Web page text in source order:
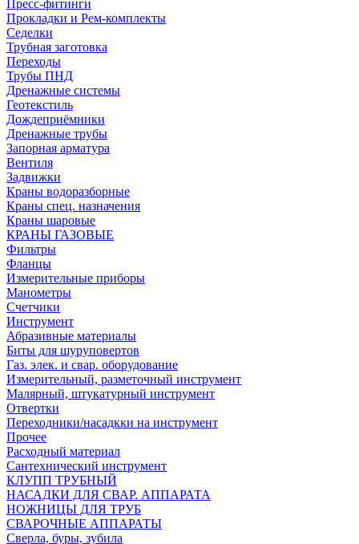
Пресс-фитинги
Прокладки и Рем-комплекты
Седелки
Трубная заготовка
Переходы
Трубы ПНД
Дренажные системы
Геотекстиль
Дождеприёмники
Дренажные трубы
Запорная арматура
Вентиля
Задвижки
Краны водоразборные
Краны спец. назначения
Краны шаровые
КРАНЫ ГАЗОВЫЕ
Фильтры
Фланцы
Измерительные приборы
Манометры
Счетчики
Инструмент
Абразивные материалы
Биты для шуруповертов
Газ. элек. и свар. оборудование
Измерительный, разметочный инструмент
Малярный, штукатурный инструмент
Отвертки
Переходники/насадкки на инструмент
Прочее
Расходный материал
Сантехнический инструмент
КЛУПП ТРУБНЫЙ
НАСАДКИ ДЛЯ СВАР. АППАРАТА
НОЖНИЦЫ ДЛЯ ТРУБ
СВАРОЧНЫЕ АППАРАТЫ
Сверла, буры, зубила